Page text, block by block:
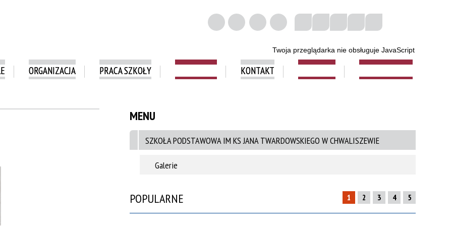
Twoja przeglądarka nie obsługuje JavaScript
ORGANIZACJA PRACA SZKOŁY KONTAKT
MENU
SZKOŁA PODSTAWOWA IM KS JANA TWARDOWSKIEGO W CHWALISZEWIE
Galerie
POPULARNE 1 2 3 4 5